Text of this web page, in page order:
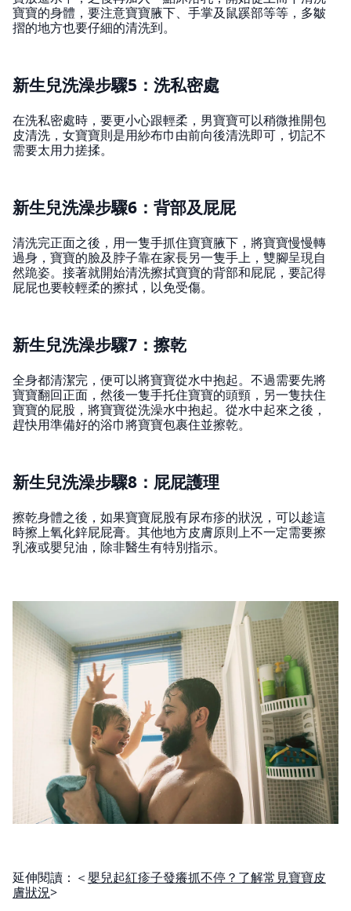
寶寶的身體，要注意寶寶腋下、手掌及鼠蹊部等等，多皺
摺的地方也要仔細的清洗到。
新生兒洗澡步驟5：洗私密處
在洗私密處時，要更小心跟輕柔，男寶寶可以稍微推開包
皮清洗，女寶寶則是用紗布巾由前向後清洗即可，切記不
需要太用力搓揉。
新生兒洗澡步驟6：背部及屁屁
清洗完正面之後，用一隻手抓住寶寶腋下，將寶寶慢慢轉
過身，寶寶的臉及脖子靠在家長另一隻手上，雙腳呈現自
然跪姿。接著就開始清洗擦拭寶寶的背部和屁屁，要記得
屁屁也要較輕柔的擦拭，以免受傷。
新生兒洗澡步驟7：擦乾
全身都清潔完，便可以將寶寶從水中抱起。不過需要先將
寶寶翻回正面，然後一隻手托住寶寶的頭頸，另一隻扶住
寶寶的屁股，將寶寶從洗澡水中抱起。從水中起來之後，
趕快用準備好的浴巾將寶寶包裹住並擦乾。
新生兒洗澡步驟8：屁屁護理
擦乾身體之後，如果寶寶屁股有尿布疹的狀況，可以趁這
時擦上氧化鋅屁屁膏。其他地方皮膚原則上不一定需要擦
乳液或嬰兒油，除非醫生有特別指示。
延伸閱讀：＜嬰兒起紅疹子發癢抓不停？了解常見寶寶皮
膚狀況>